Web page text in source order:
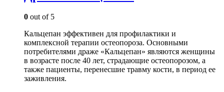
0 out of 5
Кальцепан эффективен для профилактики и
комплексной терапии остеопороза. Основными
потребителями драже «Кальцепан» являются женщины
в возрасте после 40 лет, страдающие остеопорозом, а
также пациенты, перенесшие травму кости, в период ее
заживления.